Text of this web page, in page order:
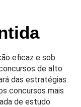
eficaz e sob
de alto
das estratégias
concursos mais
de estudo